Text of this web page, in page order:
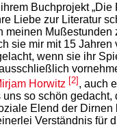
Buchprojekt
Liebe zur Literatur
meinen
sie mir mit 15
wenn sie ihr
Horwitz [2] , auch
so schön
Elend der
Verständnis für